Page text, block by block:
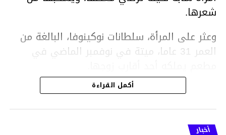
شعرها.
وعثر على المرأة، سلطانات نوكينوفا، البالغة من
العمر 31 عاما، ميتة في نوفمبر الماضي في
ووفقا لتقرير الطبيب الشرعي، توفيت نوكينوفا
متأثرة بصدمة في الدماغ، وكانت إحدى عظام
أنفها مكسورة وكانت هناك كدمات متعددة على
أكمل القراءة
أخبار